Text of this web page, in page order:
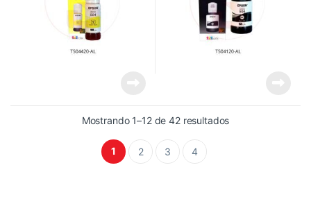
Mostrando 1–12 de 42 resultados
1 2 3 4